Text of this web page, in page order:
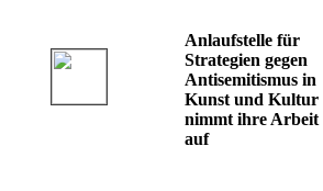
Anlaufstelle für
Strategien gegen
Antisemitismus in
Kunst und Kultur
nimmt ihre Arbeit
auf